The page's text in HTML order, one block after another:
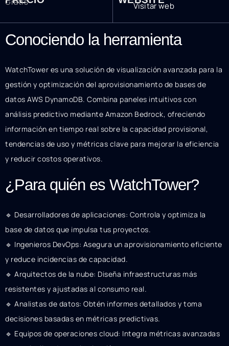
Visitar web
Conociendo la herramienta
WatchTower es una solución de visualización avanzada para la
gestión y optimización del aprovisionamiento de bases de
datos AWS DynamoDB. Combina paneles intuitivos con
análisis predictivo mediante Amazon Bedrock, ofreciendo
información en tiempo real sobre la capacidad provisional,
tendencias de uso y métricas clave para mejorar la eficiencia
y reducir costos operativos.
¿Para quién es WatchTower?
🔹 Desarrolladores de aplicaciones: Controla y optimiza la
base de datos que impulsa tus proyectos.
🔹 Ingenieros DevOps: Asegura un aprovisionamiento eficiente
y reduce incidencias de capacidad.
🔹 Arquitectos de la nube: Diseña infraestructuras más
resistentes y ajustadas al consumo real.
🔹 Analistas de datos: Obtén informes detallados y toma
decisiones basadas en métricas predictivas.
🔹 Equipos de operaciones cloud: Integra métricas avanzadas